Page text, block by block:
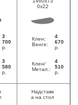
3
700
р.
3
580
р.
0x22
Клен;
Венге:
4
670
р.
Клен/
Метал.:
4
510
р.
Надставк
а на стол